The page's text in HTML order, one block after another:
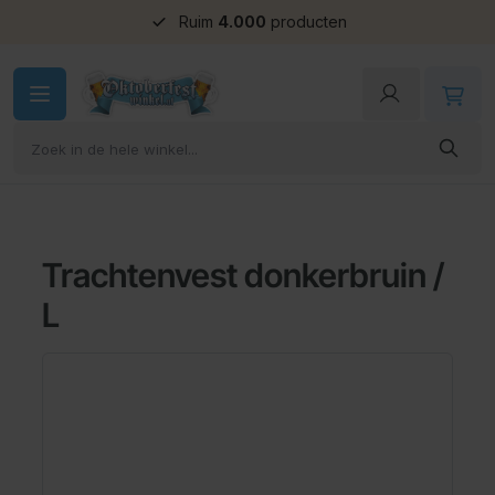
Ruim 4.000 producten
Trachtenvest donkerbruin /
L